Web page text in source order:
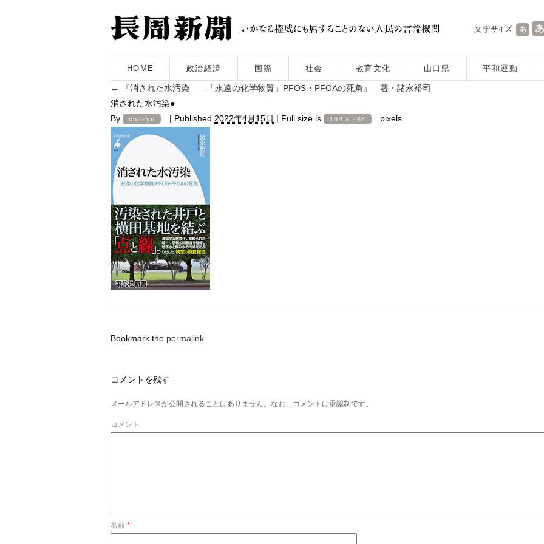
HOME 政治経済 国際 社会 教育文化 山口県 平和運動
←
『消された水汚染――「永遠の化学物質」PFOS・PFOAの死角』 著・諸永裕司
消された水汚染●
By
chosyu | Published 2022年4月15日 | Full size is 164 × 268 pixels
Bookmark the permalink
コメントを残す
メールアドレスが公開されることはありません。なお、コメントは承認制です。
コメント
名前 *